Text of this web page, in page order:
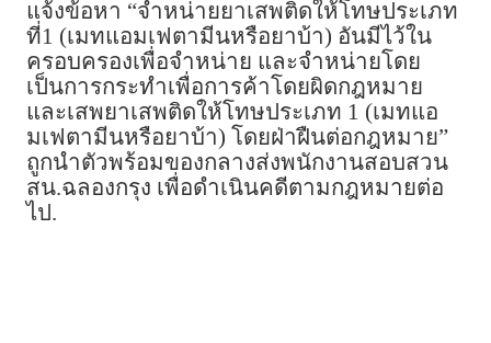
แจ้งข้อหา “จำหน่ายยาเสพติดให้โทษประเภท
ที่1 (เมทแอมเฟตามีนหรือยาบ้า) อันมีไว้ใน
ครอบครองเพื่อจำหน่าย และจำหน่ายโดย
เป็นการกระทำเพื่อการค้าโดยผิดกฎหมาย
และเสพยาเสพติดให้โทษประเภท 1 (เมทแอ
มเฟตามีนหรือยาบ้า) โดยฝ่าฝืนต่อกฎหมาย”
ถูกนำตัวพร้อมของกลางส่งพนักงานสอบสวน
สน.ฉลองกรุง เพื่อดำเนินคดีตามกฎหมายต่อ
ไป.